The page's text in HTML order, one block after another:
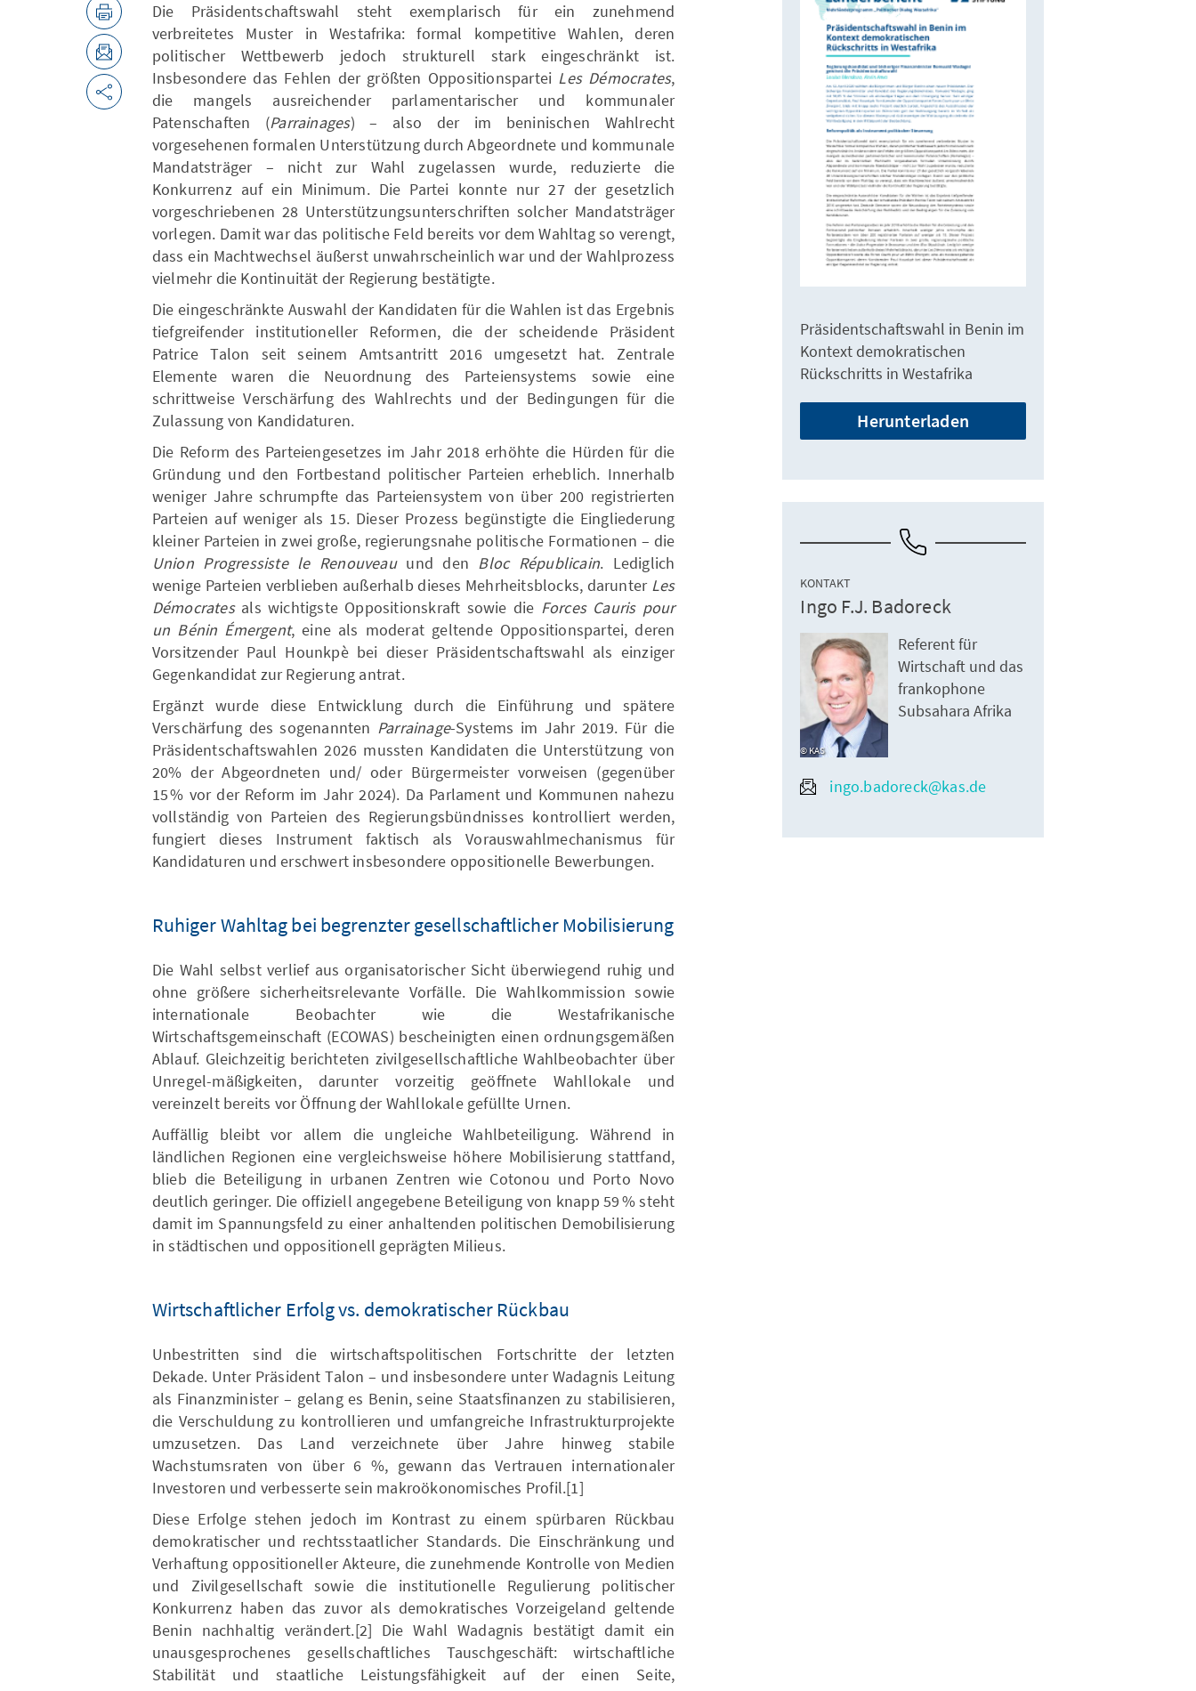
Die Präsidentschaftswahl steht exemplarisch für ein zunehmend
verbreitetes Muster in Westafrika: formal kompetitive Wahlen, deren
politischer Wettbewerb jedoch strukturell stark eingeschränkt ist.
Insbesondere das Fehlen der größten Oppositionspartei Les Démocrates,
die mangels ausreichender parlamentarischer und kommunaler
Patenschaften (Parrainages) – also der im beninischen Wahlrecht
vorgesehenen formalen Unterstützung durch Abgeordnete und kommunale
Mandatsträger – nicht zur Wahl zugelassen wurde, reduzierte die
Konkurrenz auf ein Minimum. Die Partei konnte nur 27 der gesetzlich
vorgeschriebenen 28 Unterstützungsunterschriften solcher Mandatsträger
vorlegen. Damit war das politische Feld bereits vor dem Wahltag so verengt,
dass ein Machtwechsel äußerst unwahrscheinlich war und der Wahlprozess
vielmehr die Kontinuität der Regierung bestätigte.
Die eingeschränkte Auswahl der Kandidaten für die Wahlen ist das Ergebnis
tiefgreifender institutioneller Reformen, die der scheidende Präsident
Patrice Talon seit seinem Amtsantritt 2016 umgesetzt hat. Zentrale
Elemente waren die Neuordnung des Parteiensystems sowie eine
schrittweise Verschärfung des Wahlrechts und der Bedingungen für die
Zulassung von Kandidaturen.
Die Reform des Parteiengesetzes im Jahr 2018 erhöhte die Hürden für die
Gründung und den Fortbestand politischer Parteien erheblich. Innerhalb
weniger Jahre schrumpfte das Parteiensystem von über 200 registrierten
Parteien auf weniger als 15. Dieser Prozess begünstigte die Eingliederung
kleiner Parteien in zwei große, regierungsnahe politische Formationen – die
Union Progressiste le Renouveauund den Bloc Républicain. Lediglich
wenige Parteien verblieben außerhalb dieses Mehrheitsblocks, darunter Les
Démocratesals wichtigste Oppositionskraft sowie die Forces Cauris pour
un Bénin Émergent, eine als moderat geltende Oppositionspartei, deren
Vorsitzender Paul Hounkpè bei dieser Präsidentschaftswahl als einziger
Gegenkandidat zur Regierung antrat.
Ergänzt wurde diese Entwicklung durch die Einführung und spätere
Verschärfung des sogenannten Parrainage-Systems im Jahr 2019. Für die
Präsidentschaftswahlen 2026 mussten Kandidaten die Unterstützung von
20% der Abgeordneten und/ oder Bürgermeister vorweisen (gegenüber
15 % vor der Reform im Jahr 2024). Da Parlament und Kommunen nahezu
vollständig von Parteien des Regierungsbündnisses kontrolliert werden,
fungiert dieses Instrument faktisch als Vorauswahlmechanismus für
Kandidaturen und erschwert insbesondere oppositionelle Bewerbungen.
Ruhiger Wahltag bei begrenzter gesellschaftlicher Mobilisierung
Die Wahl selbst verlief aus organisatorischer Sicht überwiegend ruhig und
ohne größere sicherheitsrelevante Vorfälle. Die Wahlkommission sowie
internationale Beobachter wie die Westafrikanische
Wirtschaftsgemeinschaft (ECOWAS) bescheinigten einen ordnungsgemäßen
Ablauf. Gleichzeitig berichteten zivilgesellschaftliche Wahlbeobachter über
Unregel-mäßigkeiten, darunter vorzeitig geöffnete Wahllokale und
vereinzelt bereits vor Öffnung der Wahllokale gefüllte Urnen.
Auffällig bleibt vor allem die ungleiche Wahlbeteiligung. Während in
ländlichen Regionen eine vergleichsweise höhere Mobilisierung stattfand,
blieb die Beteiligung in urbanen Zentren wie Cotonou und Porto Novo
deutlich geringer. Die offiziell angegebene Beteiligung von knapp 59 % steht
damit im Spannungsfeld zu einer anhaltenden politischen Demobilisierung
in städtischen und oppositionell geprägten Milieus.
Wirtschaftlicher Erfolg vs. demokratischer Rückbau
Unbestritten sind die wirtschaftspolitischen Fortschritte der letzten
Dekade. Unter Präsident Talon – und insbesondere unter Wadagnis Leitung
als Finanzminister – gelang es Benin, seine Staatsfinanzen zu stabilisieren,
die Verschuldung zu kontrollieren und umfangreiche Infrastrukturprojekte
umzusetzen. Das Land verzeichnete über Jahre hinweg stabile
Wachstumsraten von über 6 %, gewann das Vertrauen internationaler
Investoren und verbesserte sein makroökonomisches Profil.[1]
Diese Erfolge stehen jedoch im Kontrast zu einem spürbaren Rückbau
demokratischer und rechtsstaatlicher Standards. Die Einschränkung und
Verhaftung oppositioneller Akteure, die zunehmende Kontrolle von Medien
und Zivilgesellschaft sowie die institutionelle Regulierung politischer
Konkurrenz haben das zuvor als demokratisches Vorzeigeland geltende
Benin nachhaltig verändert.[2] Die Wahl Wadagnis bestätigt damit ein
unausgesprochenes gesellschaftliches Tauschgeschäft: wirtschaftliche
Stabilität und staatliche Leistungsfähigkeit auf der einen Seite,
Präsidentschaftswahl in Benin im
Kontext demokratischen
Rückschritts in Westafrika
Herunterladen
KONTAKT
Ingo F.J. Badoreck
KAS
Referent für
Wirtschaft und das
frankophone
Subsahara Afrika
ingo.badoreck@kas.de